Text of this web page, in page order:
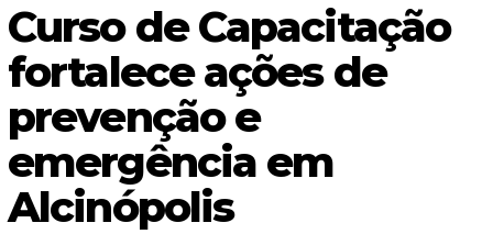
Curso de Capacitação
fortalece ações de
prevenção e
emergência em
Alcinópolis